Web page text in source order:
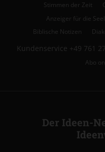
Stimmen der Zeit
Anzeiger für die
Biblische Notizen
Kundenservice +49 761
Abo
Der Ideen-